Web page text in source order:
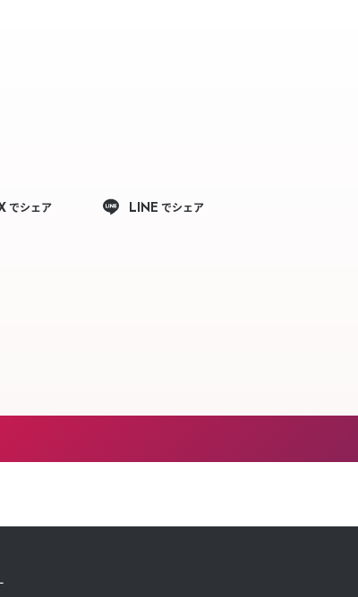
でシェア LINE でシェア